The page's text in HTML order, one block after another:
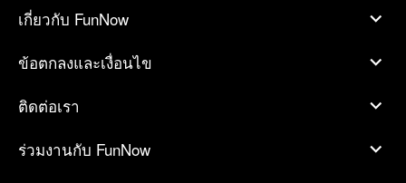
เกี่ยวกับ FunNow
ข้อตกลงและเงื่อนไข
ติดต่อเรา
ร่วมงานกับ FunNow